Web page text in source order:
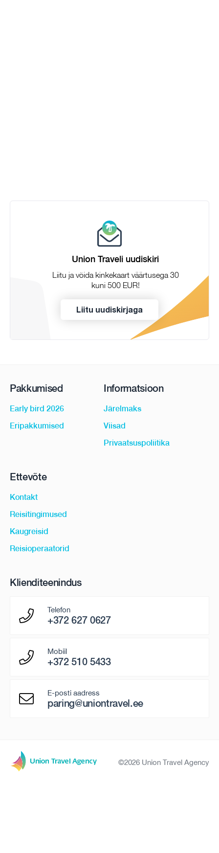
Union Traveli uudiskiri
Liitu ja võida kinkekaart väärtusega 30
kuni 500 EUR!
Liitu uudiskirjaga
Pakkumised
Early bird 2026
Eripakkumised
Informatsioon
Järelmaks
Viisad
Privaatsuspoliitika
Ettevõte
Kontakt
Reisitingimused
Kaugreisid
Reisioperaatorid
Klienditeenindus
Telefon
+372 627 0627
Mobiil
+372 510 5433
E-posti aadress
paring@uniontravel.ee
©2026 Union Travel Agency